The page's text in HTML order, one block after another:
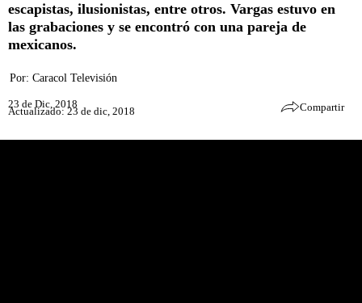
escapistas, ilusionistas, entre otros. Vargas estuvo en
las grabaciones y se encontró con una pareja de
mexicanos.
Por: Caracol Televisión
23 de Dic, 2018
Actualizado: 23 de dic, 2018 Compartir